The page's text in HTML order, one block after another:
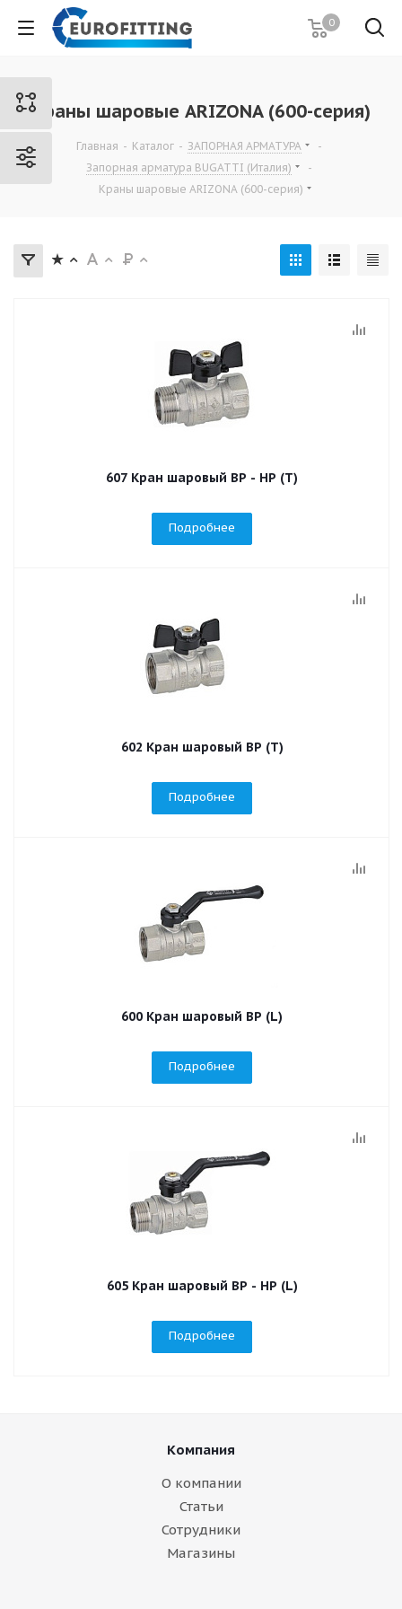
0
Краны шаровые ARIZONA (600-серия)
Главная - Каталог - ЗАПОРНАЯ АРМАТУРА
-
Запорная арматура BUGATTI (Италия)
-
Краны шаровые ARIZONA (600-серия)
607 Кран шаровый ВР - НР (T)
Подробнее
602 Кран шаровый ВР (T)
Подробнее
600 Кран шаровый ВР (L)
Подробнее
605 Кран шаровый ВР - НР (L)
Подробнее
Компания
О компании
Статьи
Сотрудники
Магазины